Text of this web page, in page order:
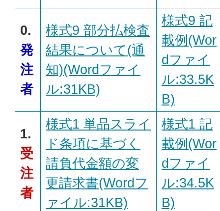
0.
発
注
者
様式9 部分払検査
結果について(通
知)(Wordファイ
ル:31KB)
様式9 記
載例(Wor
dファイ
ル:33.5K
B)
1.
受
注
者
様式1 単品スライ
ド条項に基づく
請負代金額の変
更請求書(Wordフ
ァイル:31KB)
様式1 記
載例(Wor
dファイ
ル:34.5K
B)